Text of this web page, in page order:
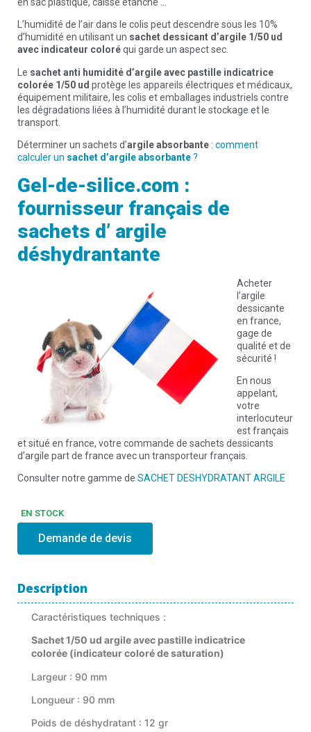
L’humidité de l’air dans le colis peut descendre sous les 10%
d’humidité en utilisant un sachet dessicant d’argile 1/50 ud
avec indicateur coloréqui garde un aspect sec.
Le sachet anti humidité d’argile avec pastille indicatrice
colorée 1/50 ud protège les appareils électriques et médicaux,
équipement militaire, les colis et emballages industriels contre
les dégradations liées à l’humidité durant le stockage et le
transport.
Déterminer un sachets d’argile absorbante : comment
calculer un sachet d’argile absorbante?
Gel-de-silice.com :
fournisseur français de
sachets d’ argile
déshydrantante
Acheter
l’argile
dessicante
en france,
gage de
qualité et de
sécurité !
En nous
appelant,
votre
interlocuteur
est français
et situé en france, votre commande de sachets dessicants
d’argile part de france avec un transporteur français.
Consulter notre gamme de SACHET DESHYDRATANT ARGILE
EN STOCK
Demande de devis
Description
Caractéristiques techniques :
Sachet 1/50 ud argile avec pastille indicatrice
colorée (indicateur coloré de saturation)
Largeur : 90 mm
Longueur : 90 mm
Poids de déshydratant : 12 gr